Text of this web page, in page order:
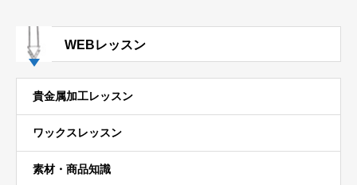
WEBレッスン
貴金属加工レッスン
ワックスレッスン
素材・商品知識